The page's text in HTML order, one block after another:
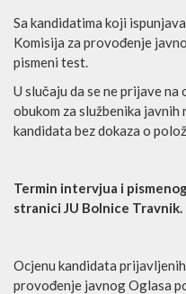
Sa kandidatima koji
Komisija za provođenje
pismeni test.
U slučaju da se ne prijave
obukom za službenika
kandidata bez dokaza o
Termin intervjua i
stranici JU Bolnice Travnik.
Ocjenu kandidata
provođenje javnog Oglasa